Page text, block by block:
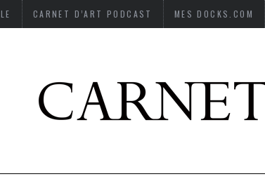
CARNET D’ART PODCAST MES DOCKS.COM